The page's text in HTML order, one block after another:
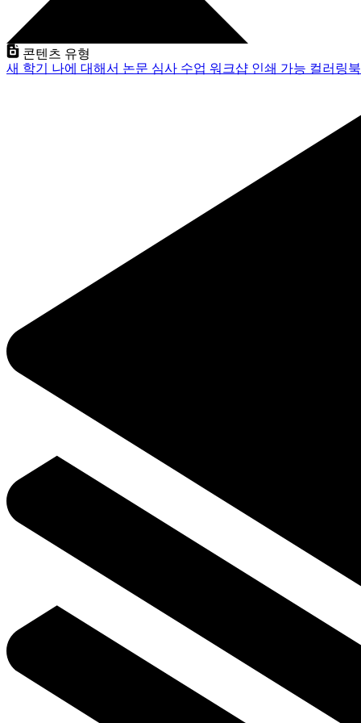
콘텐츠 유형
새 학기 나에 대해서 논문 심사 수업 워크샵 인쇄 가능 컬러링북